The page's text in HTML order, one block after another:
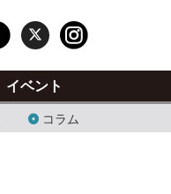
コラム
イベント